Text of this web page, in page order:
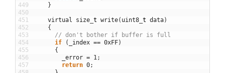
449
450
451
452
453
454
455
456
457
}
virtual size t write( uint8 t data)
{
// don't bother if buffer is full
if
( _index == 0xFF)
{
_error = 1;
return 0;